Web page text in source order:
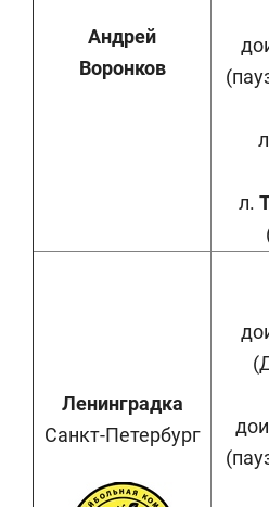
Андрей
Воронков
л.
Ленинградка
Санкт-Петербург